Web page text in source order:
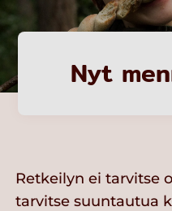
Nyt
Retkeilyn ei tarvitse
tarvitse suuntautua